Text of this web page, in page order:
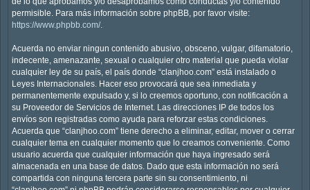
permisible. Para más información sobre phpBB, por favor visite:
https://www.phpbb.com/.
Acuerda no enviar ningun contenido abusivo, obsceno, vulgar, difamatorio,
indecente, amenazante, sexual o cualquier otro material que pueda violar
cualquier ley de su país, el país donde “clanjhoo.com” está instalado o
Leyes Internacionales. Hacer eso provocará que sea inmediata y
permanentemente expulsado y, si lo creemos oportuno, con notificación a
su Proveedor de Servicios de Internet. Las direcciones IP de todos los
envíos son registradas como ayuda para reforzar estas condiciones.
Acuerda que “clanjhoo.com” tiene derecho a eliminar, editar, mover o cerrar
cualquier tema en cualquier momento que lo creamos conveniente. Como
usuario acuerda que cualquier información que haya ingresado será
almacenada en una base de datos. Dado que esta información no será
compartida con ninguna tercera parte sin su consentimiento, ni